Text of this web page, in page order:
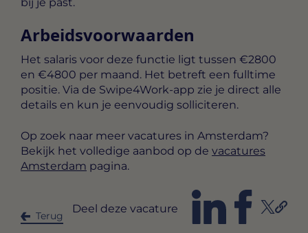
Arbeidsvoorwaarden
Het salaris voor deze functie ligt tussen €2800
en €4800 per maand . Het betreft een fulltime
positie. Via de Swipe4Work-app zie je direct alle
details en kun je eenvoudig solliciteren.
Op zoek naar meer vacatures in Amsterdam?
Bekijk het volledige aanbod op de vacatures
Amsterdam pagina.
Terug
Deel deze vacature